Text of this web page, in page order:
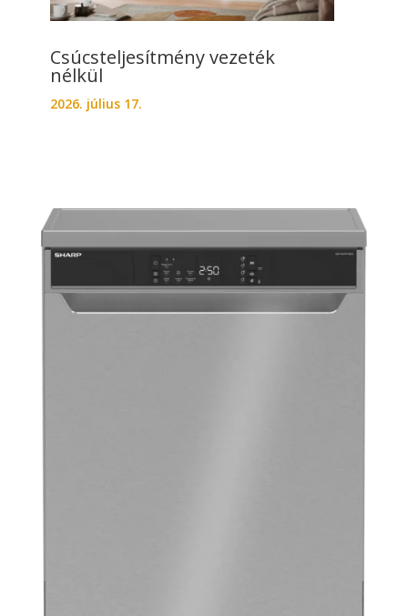
Csúcsteljesítmény vezeték
nélkül
2026. július 17.